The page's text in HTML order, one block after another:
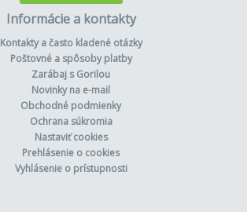
Informácie a kontakty
Kontakty a často kladené otázky
Poštovné a spôsoby platby
Zarábaj s Gorilou
Novinky na e-mail
Obchodné podmienky
Ochrana súkromia
Nastaviť cookies
Prehlásenie o cookies
Vyhlásenie o prístupnosti